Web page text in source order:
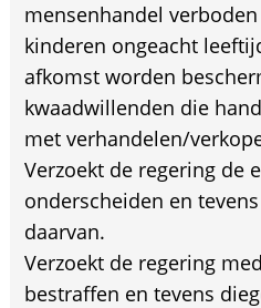
mensenhandel
kinderen ongeacht
afkomst worden
kwaadwillenden die
met verhandelen/
Verzoekt de regering de
onderscheiden en
daarvan.
Verzoekt de regering
bestraffen en tevens